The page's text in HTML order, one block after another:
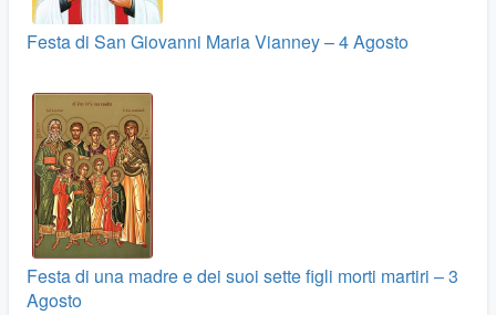
Festa di San Giovanni Maria Vianney – 4 Agosto
Festa di una madre e dei suoi sette figli morti martiri – 3
Agosto